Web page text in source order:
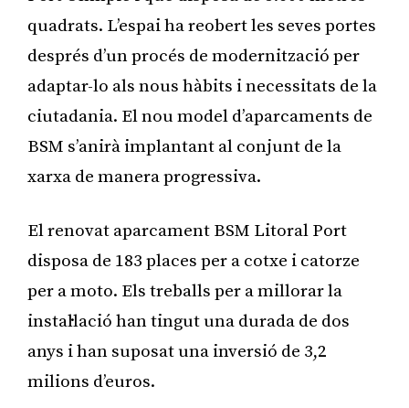
quadrats. L’espai ha reobert les seves portes
després d’un procés de modernització per
adaptar-lo als nous hàbits i necessitats de la
ciutadania. El nou model d’aparcaments de
BSM s’anirà implantant al conjunt de la
xarxa de manera progressiva.
El renovat aparcament BSM Litoral Port
disposa de 183 places per a cotxe i catorze
per a moto. Els treballs per a millorar la
instal·lació han tingut una durada de dos
anys i han suposat una inversió de 3,2
milions d’euros.